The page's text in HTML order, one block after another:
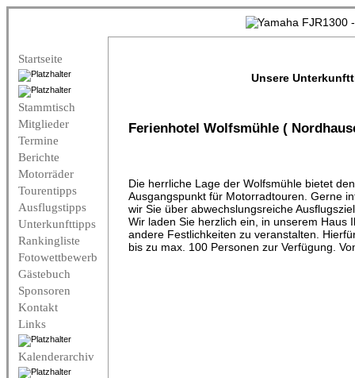
Startseite
Stammtisch
Mitglieder
Termine
Berichte
Motorräder
Tourentipps
Ausflugstipps
Unterkunfttipps
Rankingliste
Fotowettbewerb
Gästebuch
Sponsoren
Kontakt
Links
Kalenderarchiv
Unsere
Ferienhotel Wolfsmühle (
Die herrliche Lage der Wolfsmühle bietet
Ausgangspunkt für Motorradtouren. Gerne
wir Sie über abwechslungsreiche
Wir laden Sie herzlich ein, in unserem Haus
andere Festlichkeiten zu veranstalten.
bis zu max. 100 Personen zur Verfügung.